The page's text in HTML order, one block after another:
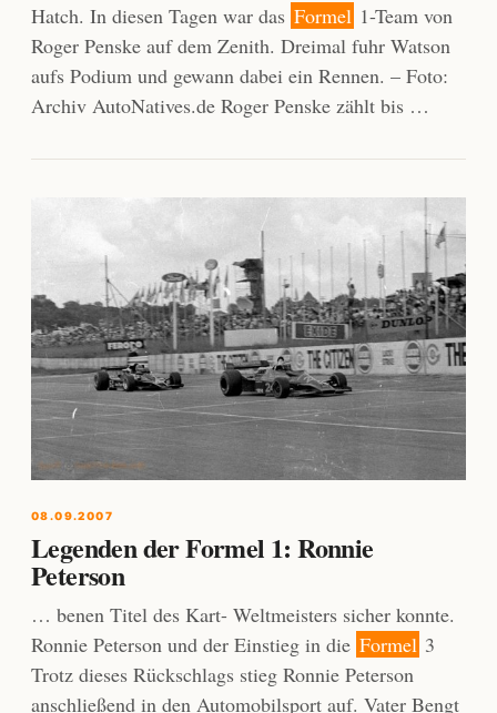
Hatch. In diesen Tagen war das Formel 1-Team von
Roger Penske auf dem Zenith. Dreimal fuhr Watson
aufs Podium und gewann dabei ein Rennen. – Foto:
Archiv AutoNatives.de Roger Penske zählt bis …
08.09.2007
Legenden der Formel 1: Ronnie
Peterson
… benen Titel des Kart- Weltmeisters sicher konnte.
Ronnie Peterson und der Einstieg in die Formel 3
Trotz dieses Rückschlags stieg Ronnie Peterson
anschließend in den Automobilsport auf. Vater Bengt